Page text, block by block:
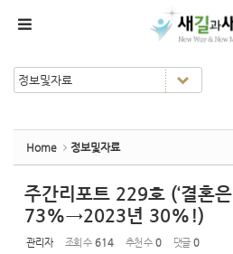
Home 정보및자료
주간리포트 229호 (‘결혼
73%→2023년 30%!)
관리자 조회 수 614 추천 수 0 댓글 0